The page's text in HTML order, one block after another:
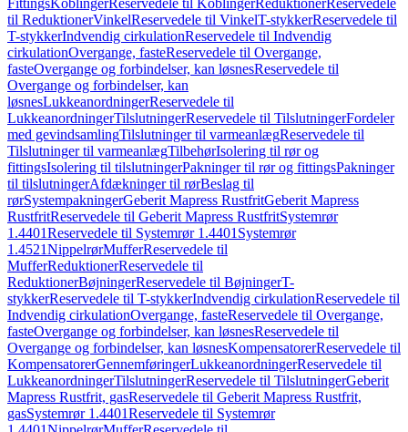
FittingsKoblingerReservedele til KoblingerReduktionerReservedele
til ReduktionerVinkelReservedele til VinkelT-stykkerReservedele til
T-stykkerIndvendig cirkulationReservedele til Indvendig
cirkulationOvergange, fasteReservedele til Overgange,
fasteOvergange og forbindelser, kan løsnesReservedele til
Overgange og forbindelser, kan
løsnesLukkeanordningerReservedele til
LukkeanordningerTilslutningerReservedele til TilslutningerFordeler
med gevindsamlingTilslutninger til varmeanlægReservedele til
Tilslutninger til varmeanlægTilbehørIsolering til rør og
fittingsIsolering til tilslutningerPakninger til rør og fittingsPakninger
til tilslutningerAfdækninger til rørBeslag til
rørSystempakningerGeberit Mapress RustfritGeberit Mapress
RustfritReservedele til Geberit Mapress RustfritSystemrør
1.4401Reservedele til Systemrør 1.4401 Systemrør
1.4521NippelrørMufferReservedele til
MufferReduktionerReservedele til
ReduktionerBøjningerReservedele til BøjningerT-
stykkerReservedele til T-stykkerIndvendig cirkulationReservedele til
Indvendig cirkulationOvergange, fasteReservedele til Overgange,
fasteOvergange og forbindelser, kan løsnesReservedele til
Overgange og forbindelser, kan løsnesKompensatorerReservedele til
KompensatorerGennemføringerLukkeanordningerReservedele til
LukkeanordningerTilslutningerReservedele til TilslutningerGeberit
Mapress Rustfrit, gasReservedele til Geberit Mapress Rustfrit,
gasSystemrør 1.4401Reservedele til Systemrør